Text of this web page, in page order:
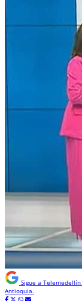
Sigue a Telemedellín
Antioquia.